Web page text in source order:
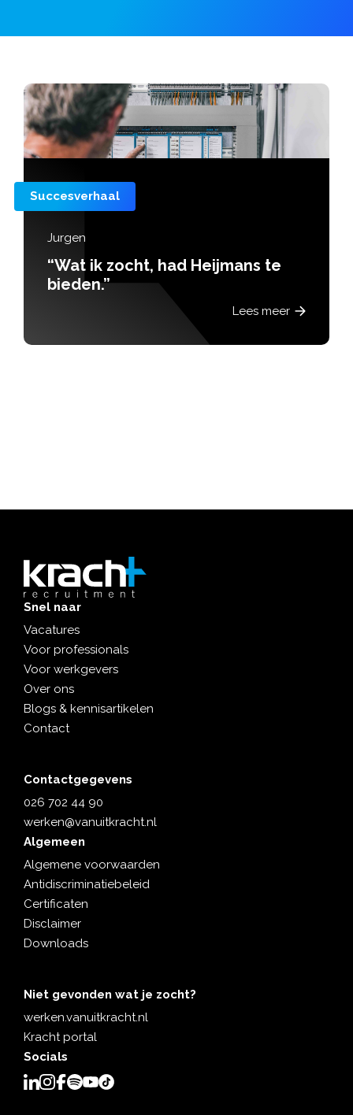
Succesverhaal
Jurgen
“Wat ik zocht, had Heijmans te
bieden.”
Lees meer
Snel naar
Vacatures
Voor professionals
Voor werkgevers
Over ons
Blogs & kennisartikelen
Contact
Contactgegevens
026 702 44 90
werken@vanuitkracht.nl
Algemeen
Algemene voorwaarden
Antidiscriminatiebeleid
Certificaten
Disclaimer
Downloads
Niet gevonden wat je zocht?
werken.vanuitkracht.nl
Kracht portal
Socials